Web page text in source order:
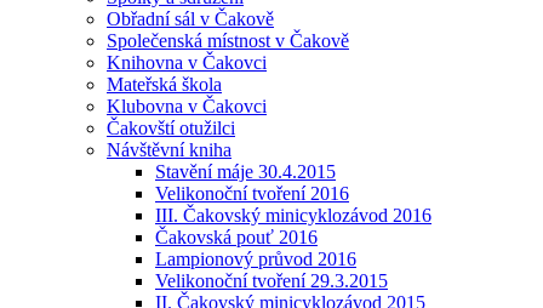
Obřadní sál v Čakově
Společenská místnost v Čakově
Knihovna v Čakovci
Mateřská škola
Klubovna v Čakovci
Čakovští otužilci
Návštěvní kniha
Stavění máje 30.4.2015
Velikonoční tvoření 2016
III. Čakovský minicyklozávod 2016
Čakovská pouť 2016
Lampionový průvod 2016
Velikonoční tvoření 29.3.2015
II. Čakovský minicyklozávod 2015